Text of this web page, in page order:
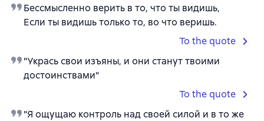
Бессмысленно верить в то, что ты видишь,
Если ты видишь только то, во что веришь.
To the quote
"Укрась свои изъяны, и они станут твоими
достоинствами"
To the quote
"Я ощущаю контроль над своей силой и в то же